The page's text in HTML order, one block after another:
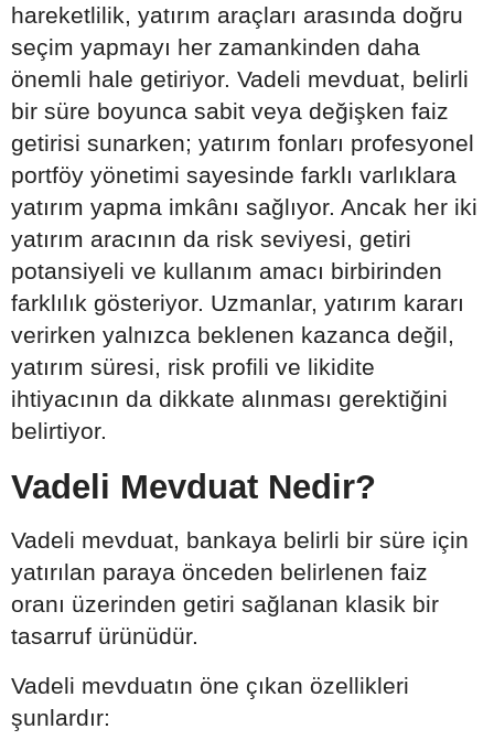
hareketlilik, yatırım araçları arasında doğru
seçim yapmayı her zamankinden daha
önemli hale getiriyor. Vadeli mevduat, belirli
bir süre boyunca sabit veya değişken faiz
getirisi sunarken; yatırım fonları profesyonel
portföy yönetimi sayesinde farklı varlıklara
yatırım yapma imkânı sağlıyor. Ancak her iki
yatırım aracının da risk seviyesi, getiri
potansiyeli ve kullanım amacı birbirinden
farklılık gösteriyor. Uzmanlar, yatırım kararı
verirken yalnızca beklenen kazanca değil,
yatırım süresi, risk profili ve likidite
ihtiyacının da dikkate alınması gerektiğini
belirtiyor.
Vadeli Mevduat Nedir?
Vadeli mevduat, bankaya belirli bir süre için
yatırılan paraya önceden belirlenen faiz
oranı üzerinden getiri sağlanan klasik bir
tasarruf ürünüdür.
Vadeli mevduatın öne çıkan özellikleri
şunlardır: